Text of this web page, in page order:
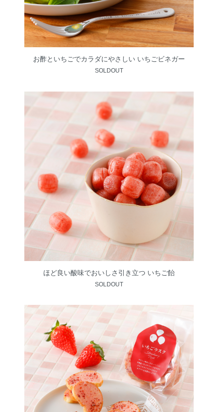
お酢といちごでカラダにやさしい いちごビネガー
SOLDOUT
ほど良い酸味でおいしさ引き立つ いちご飴
SOLDOUT